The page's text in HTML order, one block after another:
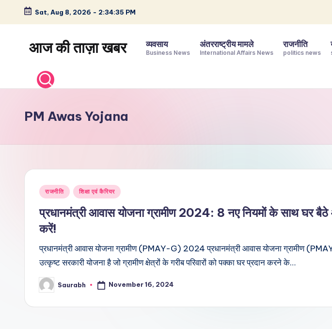
Skip
content
Sat, Aug 8, 2026 - 2:34:36 PM
आज की ताज़ा खबर
–
और
विश्व
व्यवसाय
Business News
अंतरराष्ट्रीय मामले
International Affairs News
राजनीति
politics news
PM Awas Yojana
Posted
राजनीति शिक्षा एवं कैरियर
प्रधानमंत्री आवास योजना ग्रामीण 2024: 8 नए नियमों के साथ घर
करें!
प्रधानमंत्री आवास योजना ग्रामीण (PMAY-G) 2024 प्रधानमंत्री आवास योजना ग्रामीण
उत्कृष्ट सरकारी योजना है जो ग्रामीण क्षेत्रों के गरीब परिवारों को पक्का घर प्रदान करने के…
Posted
by
Saurabh November 16, 2024